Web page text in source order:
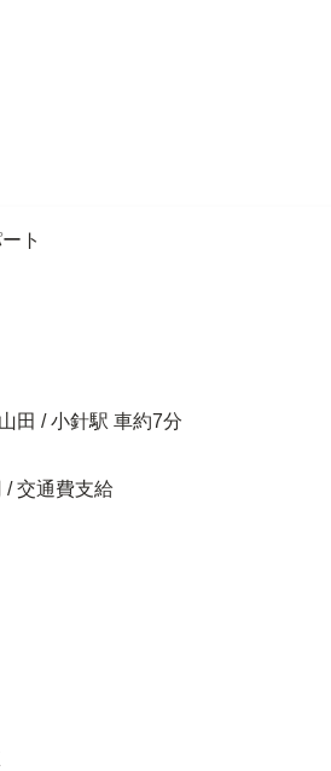
ト
田 / 小針駅 車約7分
/ 交通費支給